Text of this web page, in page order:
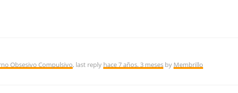
Obsesivo Compulsivo, last reply hace 7 años, 3 meses by Membrillo